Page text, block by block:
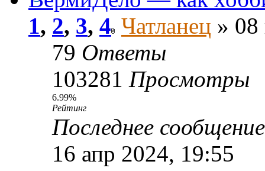
1, 2, 3, 4 Чатланец »
79 Ответы
103281 Просмотры
6.99%
Рейтинг
Последнее
16 апр 2024, 19:55